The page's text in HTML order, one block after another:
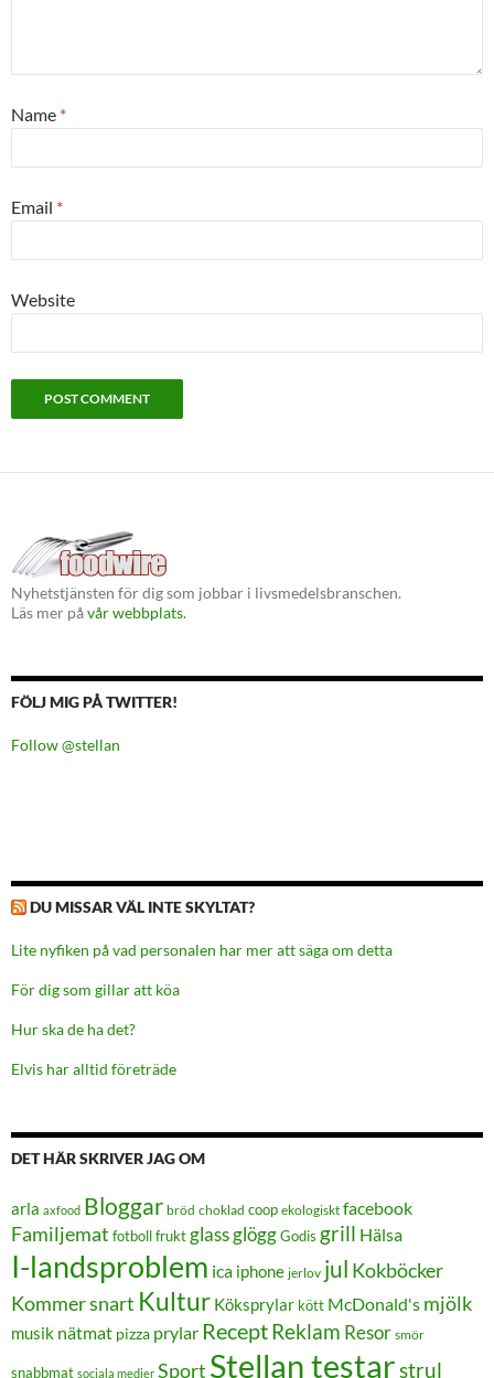
Name *
Email *
Website
Nyhetstjänsten för dig som jobbar i livsmedelsbranschen.
Läs mer påvår webbplats.
FÖLJ MIG PÅ TWITTER!
Follow @stellan
DU MISSAR VÄL INTE SKYLTAT?
Lite nyfiken på vad personalen har mer att säga om detta
För dig som gillar att köa
Hur ska de ha det?
Elvis har alltid företräde
DET HÄR SKRIVER JAG OM
arla axfood Bloggar bröd choklad coop ekologiskt facebook
Familjemat fotboll fruktglassglöggGodis grill Hälsa
I-landsproblem ica iphone jerlov jul Kokböcker
Kommer snart Kultur Köksprylar kött McDonald's mjölk
musik nätmat pizza prylar ReceptReklam Resor smör
snabbmat sociala medier Sport Stellan testarstrul